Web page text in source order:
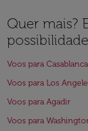
Quer mais?
Voos para Casablanca
Voos para Los
Voos para Agadir
Voos para